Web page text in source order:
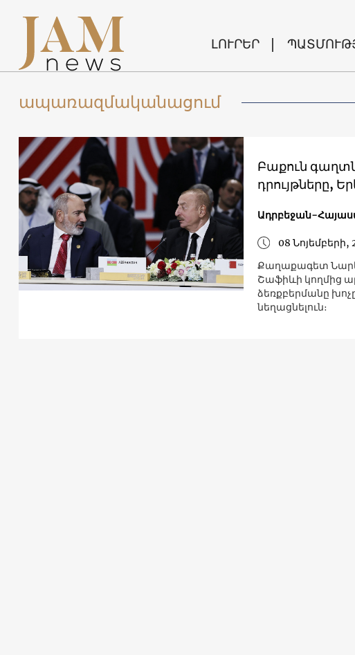
ԼՈՒՐԵՐ
ապառազմականացում
Բաքուն
դրույթները,
Ադրբեջան-
08 Նոյեմբերի,
Քաղաքագետ
Շաֆիևի կողմից
ձեռքբերմանը
նեղացնելուն։